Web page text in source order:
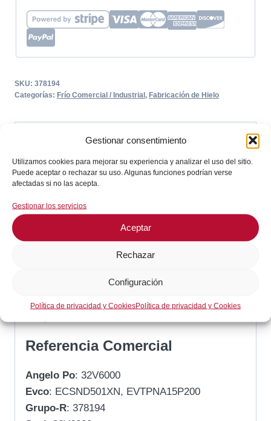
Gestionar consentimiento
Utilizamos cookies para mejorar su experiencia y analizar el uso del sitio.
Puede aceptar o rechazar su uso. Algunas funciones podrían verse
afectadas si no las acepta.
Gestionar los servicios
Aceptar
Rechazar
Configuración
Política de privacidad y CookiesPolítica de privacidad y Cookies
SKU: 378194
Categorías: Frío Comercial / Industrial, Fabricación de Hielo
Descripción
Tipo De Sonda: NTC 10kOhm
Cable: PVC
Temperatura De Sonda: -20 a +80 °C
Empalme: De dos hilos
Versión: Sin racor
Referencia Comercial
Angelo Po: 32V6000
Evco: ECSND501XN, EVTPNA15P200
Grupo-R: 378194